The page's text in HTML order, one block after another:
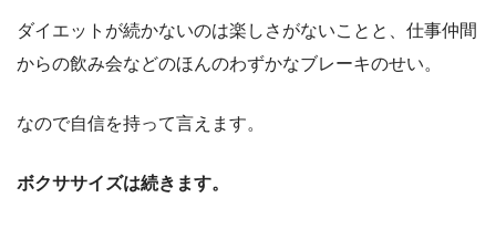
ダイエットが続かないのは楽しさがないことと、仕事仲間
からの飲み会などのほんのわずかなブレーキのせい。
なので自信を持って言えます。
ボクササイズは続きます。